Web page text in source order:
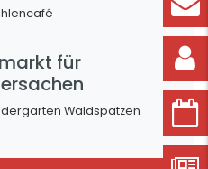
für
Waldspatzen